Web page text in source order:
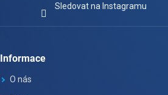
Sledovat na Instagramu
Informace
O nás